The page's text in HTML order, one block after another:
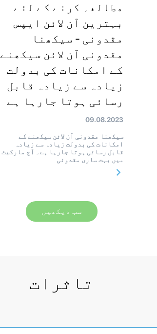
مطالعہ کرنے کے لئے
بہترین آن لائن ایپس
مقدونی - سیکھنا
مقدونی آن لائن سیکھنے
کے امکانات کی بدولت
زیادہ سے زیادہ قابل
رسائی ہوتا جارہا ہے
09.08.2023
سیکھنا مقدونی آن لائن سیکھنے کے
امکانات کی بدولت زیادہ سے زیادہ
قابل رسائی ہوتا جارہا ہے۔ آج مارکیٹ
میں بہت ساری مقدونی
سب دیکھیں
تاثرات